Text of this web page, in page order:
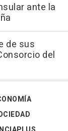
ante la
de sus
del